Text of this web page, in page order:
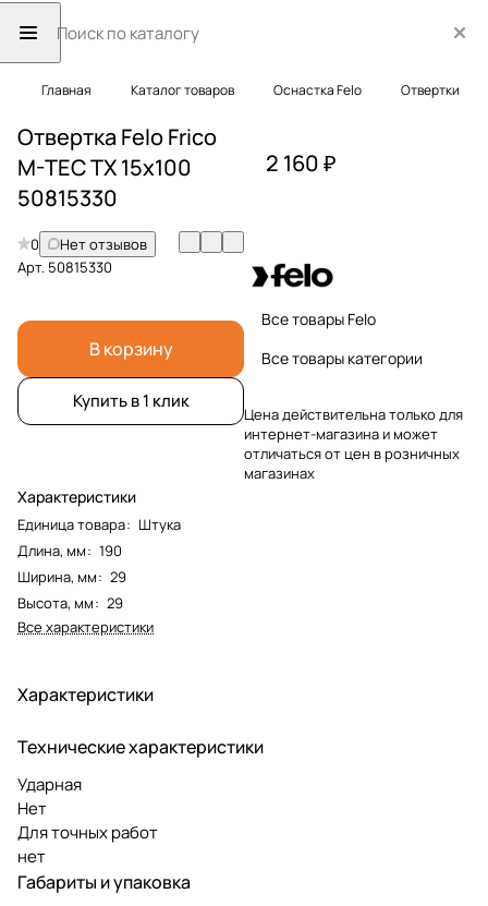
Главная Каталог товаров Оснастка Felo Отвертки
Отвертка Felo Frico
M-TEC TX 15x100
50815330
0
Нет отзывов
Арт. 50815330
В корзину
Купить в 1 клик
Характеристики
Единица товара: Штука
Длина, мм: 190
Ширина, мм: 29
Высота, мм: 29
Все характеристики
2 160 ₽
Все товары Felo
Все товары категории
Цена действительна только для
интернет-магазина и может
отличаться от цен в розничных
магазинах
Характеристики
Технические характеристики
Ударная
Нет
Для точных работ
нет
Габариты и упаковка